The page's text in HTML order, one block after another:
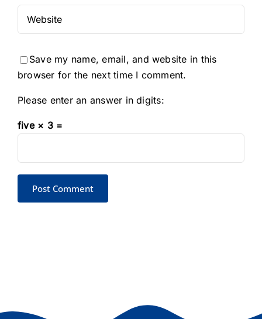
Save my name, email, and website in this
browser for the next time I comment.
Please enter an answer in digits:
five × 3 =